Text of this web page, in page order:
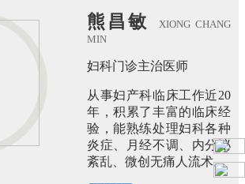
熊昌敏
XIONG CHANG
MIN
妇科门诊主治医师
从事妇产科临床工作近20
年，积累了丰富的临床经
验，能熟练处理妇科各种
炎症、月经不调、内分泌
紊乱、微创无痛人流术。